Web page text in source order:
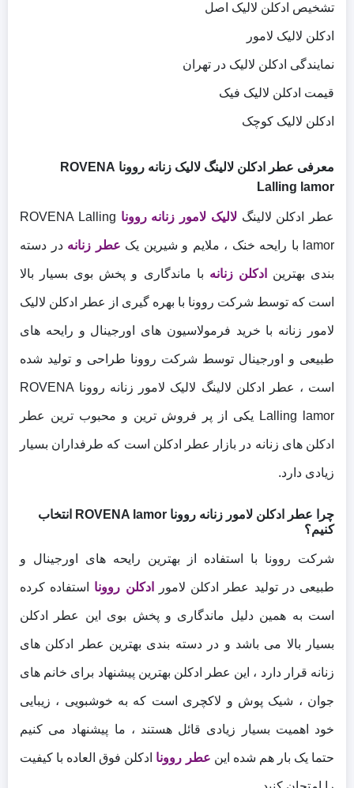
تشخیص ادکلن لالیک اصل
ادکلن لالیک لامور
نمایندگی ادکلن لالیک در تهران
قیمت ادکلن لالیک فیک
ادکلن لالیک کوچک
معرفی عطر ادکلن لالینگ لالیک زنانه روونا ROVENA
Lalling lamor
عطر ادکلن لالینگلالیک لامور زنانه روونا ROVENA Lalling
lamor با رایحه خنک ، ملایم و شیرین یک عطر زنانه در دسته
بندی بهترین ادکلن زنانه با ماندگاری و پخش بوی بسیار بالا
است که توسط شرکت روونا با بهره گیری از عطر ادکلن لالیک
لامور زنانه با خرید فرمولاسیون های اورجینال و رایحه های
طبیعی و اورجینال توسط شرکت روونا طراحی و تولید شده
است ، عطر ادکلن لالینگ لالیک لامور زنانه روونا ROVENA
Lalling lamor یکی از پر فروش ترین و محبوب ترین عطر
ادکلن های زنانه در بازار عطر ادکلن است که طرفداران بسیار
زیادی دارد.
چرا عطر ادکلن لامور زنانه روونا ROVENA lamor انتخاب
کنیم؟
شرکت روونا با استفاده از بهترین رایحه های اورجینال و
طبیعی در تولید عطر ادکلن لامور ادکلن روونا استفاده کرده
است به همین دلیل ماندگاری و پخش بوی این عطر ادکلن
بسیار بالا می باشد و در دسته بندی بهترین عطر ادکلن های
زنانه قرار دارد ، این عطر ادکلن بهترین پیشنهاد برای خانم های
جوان ، شیک پوش و لاکچری است که به خوشبویی ، زیبایی
خود اهمیت بسیار زیادی قائل هستند ، ما پیشنهاد می کنیم
حتما یک بار هم شده این عطر روونا ادکلن فوق العاده با کیفیت